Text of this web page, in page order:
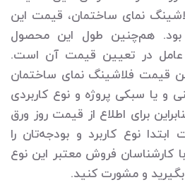
نمای ساختمان، قیمت این
هم‌چنین طول این محصول
عامل در تعیین قیمت آن است.
قیمت فلاشینگ نمای ساختمان
و یا سبکی پروژه و نوع کاربردی
برای اطلاع از قیمت روز ورق
نوع کاربرد و بودجه‌تان را
فروش معتبر این نوع
و مشورت کنید.